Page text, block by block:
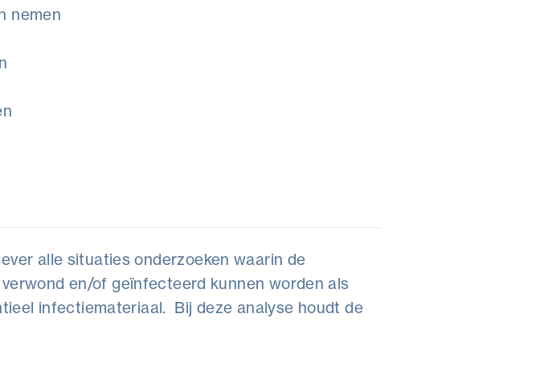
nemen
alle situaties onderzoeken waarin de
en/of geïnfecteerd kunnen worden als
infectiemateriaal. Bij deze analyse houdt de